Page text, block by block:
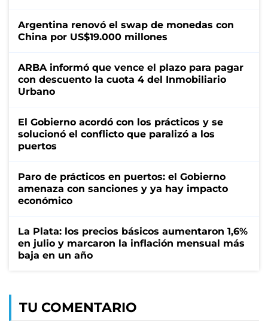
Argentina renovó el swap de monedas con
China por US$19.000 millones
ARBA informó que vence el plazo para pagar
con descuento la cuota 4 del Inmobiliario
Urbano
El Gobierno acordó con los prácticos y se
solucionó el conflicto que paralizó a los
puertos
Paro de prácticos en puertos: el Gobierno
amenaza con sanciones y ya hay impacto
económico
La Plata: los precios básicos aumentaron 1,6%
en julio y marcaron la inflación mensual más
baja en un año
TU COMENTARIO